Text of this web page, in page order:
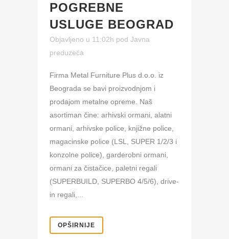
POGREBNE
USLUGE BEOGRAD
Objavljeno u 11:02h pod Javna
preduzeća
Firma Metal Furniture Plus d.o.o. iz
Beograda se bavi proizvodnjom i
prodajom metalne opreme. Naš
asortiman čine: arhivski ormani, alatni
ormani, arhivske police, knjižne police,
magacinske police (LSL, SUPER 1/2/3 i
konzolne police), garderobni ormani,
ormani za čistačice, paletni regali
(SUPERBUILD, SUPERBO 4/5/6), drive-
in regali,...
OPŠIRNIJE